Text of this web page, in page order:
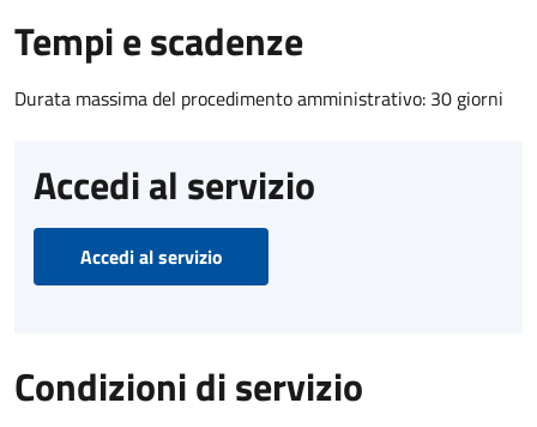
Tempi e scadenze
Durata massima del procedimento amministrativo: 30 giorni
Accedi al servizio
Accedi al servizio
Condizioni di servizio